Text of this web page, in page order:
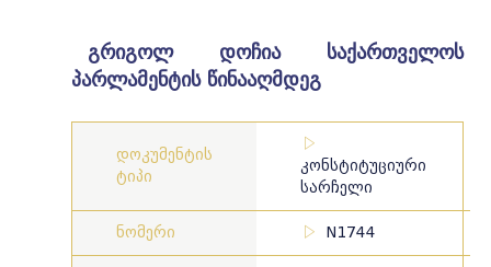
გრიგოლ დოჩია საქართველოს
პარლამენტის წინააღმდეგ
დოკუმენტის
ტიპი
კონსტიტუციური
სარჩელი
ნომერი N1744